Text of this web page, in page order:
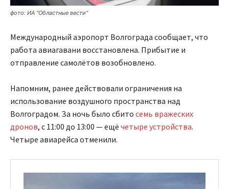
фото: ИА "Областные вести"
Международный аэропорт Волгограда сообщает, что
работа авиагавани восстановлена. Прибытие и
отправление самолётов возобновлено.
Напомним, ранее действовали ограничения на
использование воздушного пространства над
Волгоградом. За ночь было сбито семь вражеских
дронов, с 11:00 до 13:00 — ещё четыре устройства.
Четыре авиарейса отменили.